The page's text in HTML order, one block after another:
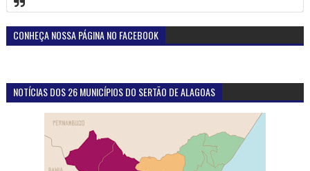
CONHEÇA NOSSA PÁGINA NO FACEBOOK
NOTÍCIAS DOS 26 MUNICÍPIOS DO SERTÃO DE ALAGOAS